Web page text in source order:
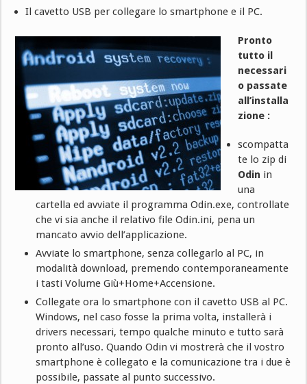
Il cavetto USB per collegare lo smartphone e il PC.
Pronto
tutto il
necessari
o passate
all’installa
zione :
scompatta
te lo zip di
Odin in
una
cartella ed avviate il programma Odin.exe, controllate
che vi sia anche il relativo file Odin.ini, pena un
mancato avvio dell’applicazione.
Avviate lo smartphone, senza collegarlo al PC, in
modalità download, premendo contemporaneamente
i tasti Volume Giù+Home+Accensione.
Collegate ora lo smartphone con il cavetto USB al PC.
Windows, nel caso fosse la prima volta, installerà i
drivers necessari, tempo qualche minuto e tutto sarà
pronto all’uso. Quando Odin vi mostrerà che il vostro
smartphone è collegato e la comunicazione tra i due è
possibile, passate al punto successivo.